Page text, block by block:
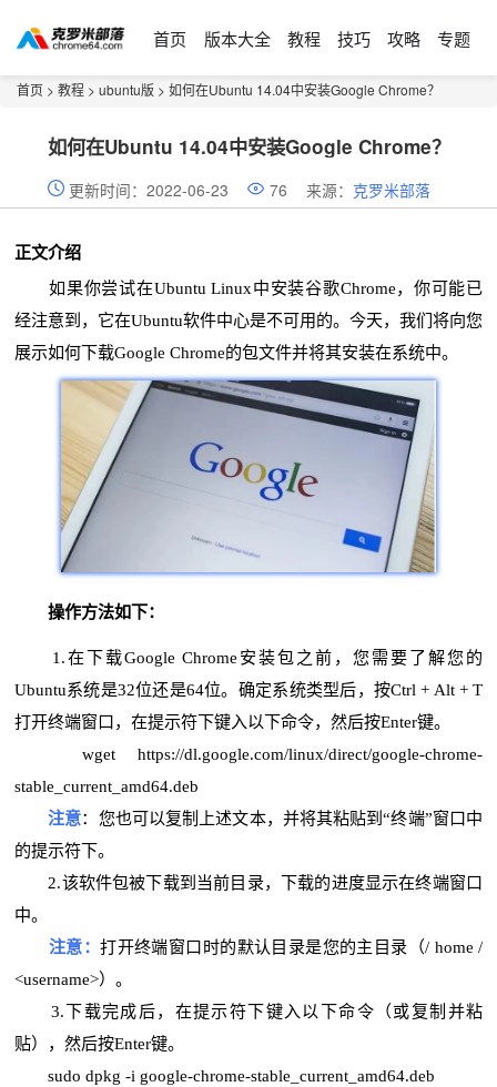
首页 版本大全 教程 技巧 攻略 专题
首页 > 教程 > ubuntu版 > 如何在Ubuntu 14.04中安装Google Chrome？
如何在Ubuntu 14.04中安装Google Chrome？
更新时间：2022-06-23 76 来源： 克罗米部落
正文介绍
如果你尝试在Ubuntu Linux中安装谷歌Chrome，你可能已
经注意到，它在Ubuntu软件中心是不可用的。今天，我们将向您
展示如何下载Google Chrome的包文件并将其安装在系统中。
操作方法如下：
1.在下载Google Chrome安装包之前，您需要了解您的
Ubuntu系统是32位还是64位。确定系统类型后，按Ctrl + Alt + T
打开终端窗口，在提示符下键入以下命令，然后按Enter键。
wget https://dl.google.com/linux/direct/google-chrome-
stable_current_amd64.deb
注意：您也可以复制上述文本，并将其粘贴到“终端”窗口中
的提示符下。
2.该软件包被下载到当前目录，下载的进度显示在终端窗口
中。
注意：打开终端窗口时的默认目录是您的主目录（/ home /
<username>）。
3.下载完成后，在提示符下键入以下命令（或复制并粘
贴），然后按Enter键。
sudo dpkg -i google-chrome-stable_current_amd64.deb